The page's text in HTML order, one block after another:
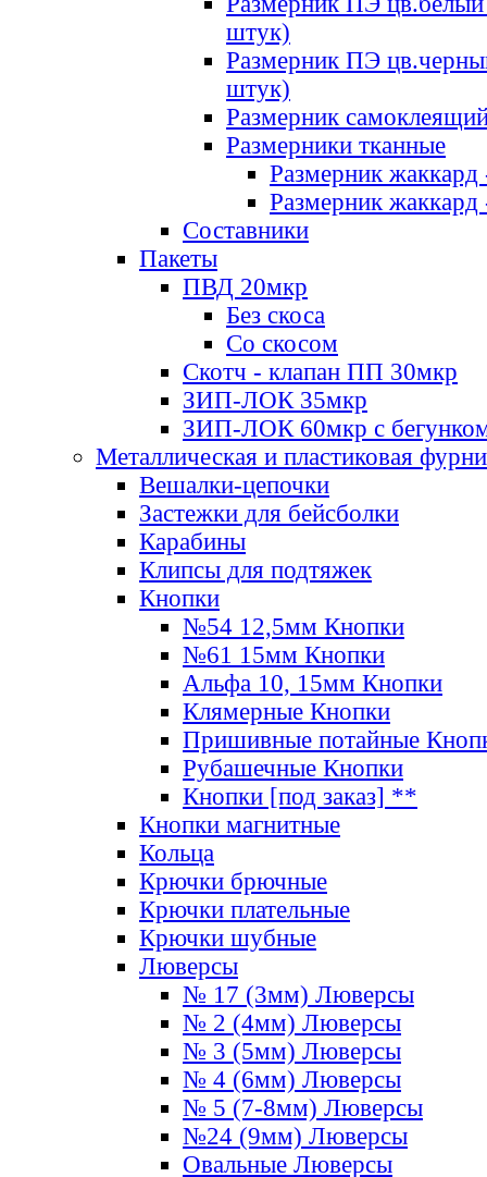
штук)
Размерник ПЭ
штук)
Размерник
Размерники тканные
Размерник
Размерник
Составники
Пакеты
ПВД 20мкр
Без скоса
Со скосом
Скотч - клапан ПП 30мкр
ЗИП-ЛОК 35мкр
ЗИП-ЛОК 60мкр с
Металлическая и пластиковая
Вешалки-цепочки
Застежки для бейсболки
Карабины
Клипсы для подтяжек
Кнопки
№54 12,5мм Кнопки
№61 15мм Кнопки
Альфа 10, 15мм Кнопки
Клямерные Кнопки
Пришивные потайные
Рубашечные Кнопки
Кнопки [под заказ] **
Кнопки магнитные
Кольца
Крючки брючные
Крючки плательные
Крючки шубные
Люверсы
№ 17 (3мм) Люверсы
№ 2 (4мм) Люверсы
№ 3 (5мм) Люверсы
№ 4 (6мм) Люверсы
№ 5 (7-8мм) Люверсы
№24 (9мм) Люверсы
Овальные Люверсы